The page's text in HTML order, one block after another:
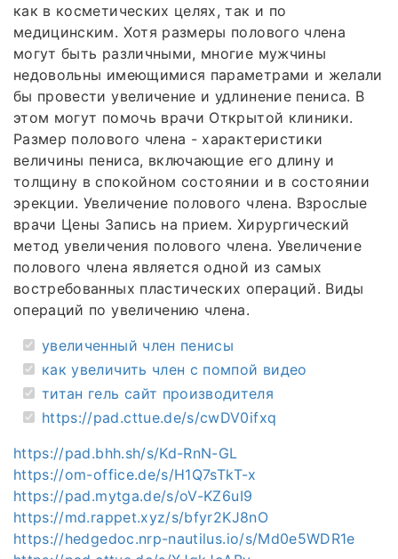
как в косметических целях, так и по
медицинским. Хотя размеры полового члена
могут быть различными, многие мужчины
недовольны имеющимися параметрами и желали
бы провести увеличение и удлинение пениса. В
этом могут помочь врачи Открытой клиники.
Размер полового члена - характеристики
величины пениса, включающие его длину и
толщину в спокойном состоянии и в состоянии
эрекции. Увеличение полового члена. Взрослые
врачи Цены Запись на прием. Хирургический
метод увеличения полового члена. Увеличение
полового члена является одной из самых
востребованных пластических операций. Виды
операций по увеличению члена.
увеличенный член пенисы
как увеличить член с помпой видео
титан гель сайт производителя
https://pad.cttue.de/s/cwDV0ifxq
https://pad.bhh.sh/s/Kd-RnN-GL
https://om-office.de/s/H1Q7sTkT-x
https://pad.mytga.de/s/oV-KZ6uI9
https://md.rappet.xyz/s/bfyr2KJ8nO
https://hedgedoc.nrp-nautilus.io/s/Md0e5WDR1e